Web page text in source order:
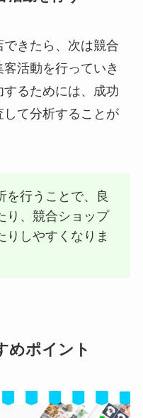
きたら、次は競合
活動を行っていき
するためには、成功
して分析することが
を行うことで、良
り、競合ショップ
りしやすくなりま
めポイント